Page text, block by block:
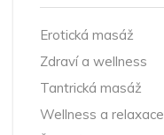
Erotická masáž
Zdraví a wellness
Tantrická masáž
Wellness a relaxace